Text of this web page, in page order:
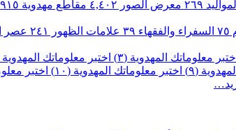
المواليد ٢٦٩ معرض الصور ٤,٤٠٢ مقاطع مهدوية ٩١٥
٧٥ السفراء والفقهاء ٣٩ علامات الظهور ٢٤١ عصر
اختبر معلوماتك المهدوية (٣) اختبر معلوماتك المهدوية
(٩) اختبر معلوماتك المهدوية (١٠) اختبر